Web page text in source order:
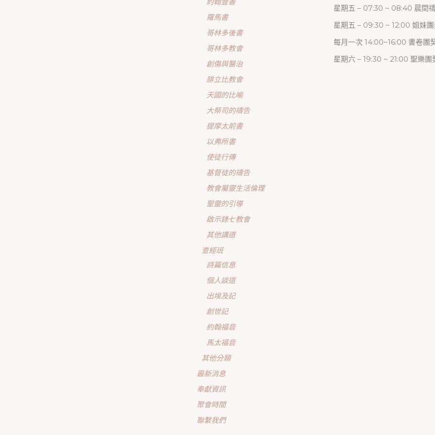
羅馬書
哥林多後書
哥林多教會
創傷與醫治
腓立比教會
天國的比喻
大祭司的禱告
提摩太前書
以弗所書
使徒行傳
基督徒的禱告
教會屬靈生活倫理
聖靈的引導
啟示錄七教會
其他講道
查經班
詩篇信息
個人談道
出埃及記
創世記
約翰福音
馬太福音
其他分類
最新消息
奉獻資訊
聚會時間
聯繫我們
星期五 – 07:30 ~ 08:40 晨間
星期五 – 09:30 ~ 12:00 姐妹
每月一次 14:00~16:00 書卷團
星期六 – 19:30 ~ 21:00 聖樂團